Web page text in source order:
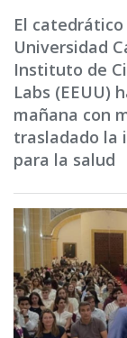
El
Universidad
Instituto de
Labs (EEUU)
mañana con
trasladado la
para la salud